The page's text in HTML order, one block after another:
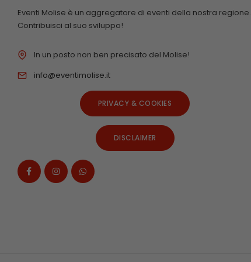
Eventi Molise è un aggregatore di eventi della nostra regione.
Contribuisci al suo sviluppo!
In un posto non ben precisato del Molise!
info@eventimolise.it
PRIVACY & COOKIES
DISCLAIMER